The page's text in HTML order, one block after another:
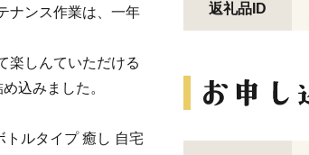
ナンス作業は、一年
楽しんていただける
込みました。
トルタイプ 癒し 自宅
返礼品ID